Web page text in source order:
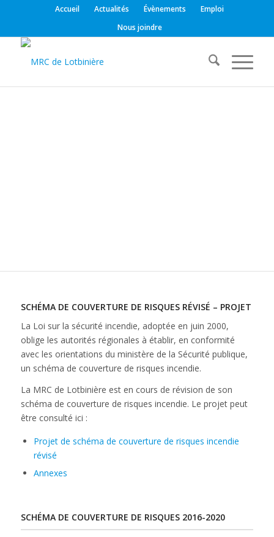
Accueil Actualités Évènements
Emploi
Nous joindre
SCHÉMA DE COUVERTURE DE RISQUES RÉVISÉ – PROJET
La Loi sur la sécurité incendie, adoptée en juin 2000,
oblige les autorités régionales à établir, en conformité
avec les orientations du ministère de la Sécurité publique,
un schéma de couverture de risques incendie.
La MRC de Lotbinière est en cours de révision de son
schéma de couverture de risques incendie. Le projet peut
être consulté ici :
Projet de schéma de couverture de risques incendie
révisé
Annexes
SCHÉMA DE COUVERTURE DE RISQUES 2016-2020